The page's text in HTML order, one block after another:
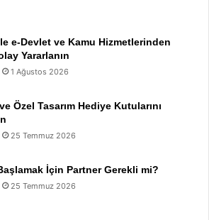
e-Devlet ve Kamu Hizmetlerinden
Yararlanın
1 Ağustos 2026
Özel Tasarım Hediye Kutularını
25 Temmuz 2026
İçin Partner Gerekli mi?
25 Temmuz 2026